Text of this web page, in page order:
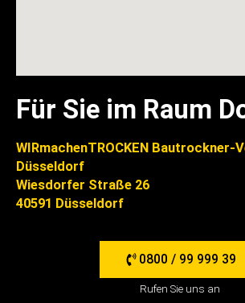
Für Sie im Raum
WIRmachenTROCKEN Bautrockner-
Düsseldorf
Wiesdorfer Straße 26
40591 Düsseldorf
0800 / 99 999 39
Rufen Sie uns an